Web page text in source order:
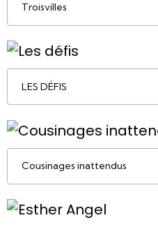
Troisvilles
LES DÉFIS
Cousinages inattendus